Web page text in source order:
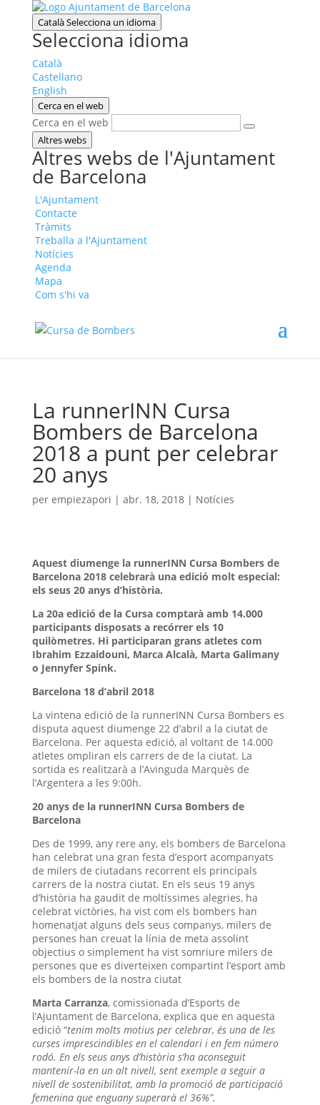
CatalàSelecciona un idioma
Selecciona idioma
Català
Castellano
English
Cerca en el web
Cerca en el web
Altres webs
Altres webs de l'Ajuntament
de Barcelona
L'Ajuntament
Contacte
Tràmits
Treballa a l'Ajuntament
Notícies
Agenda
Mapa
Com s'hi va
La runnerINN Cursa
Bombers de Barcelona
2018 a punt per celebrar
20 anys
per empiezapori | abr. 18, 2018| Notícies
Aquest diumenge la runnerINN Cursa Bombers de
Barcelona 2018 celebrarà una edició molt especial:
els seus 20 anys d’història.
La 20a edició de la Cursa comptarà amb 14.000
participants disposats a recórrer els 10
quilòmetres. Hi participaran grans atletes com
Ibrahim Ezzaidouni, Marca Alcalà, Marta Galimany
o Jennyfer Spink.
Barcelona 18 d’abril 2018
La vintena edició de la runnerINN Cursa Bombers es
disputa aquest diumenge 22 d’abril a la ciutat de
Barcelona. Per aquesta edició, al voltant de 14.000
atletes ompliran els carrers de de la ciutat. La
sortida es realitzarà a l’Avinguda Marquès de
l’Argentera a les 9:00h.
20 anys de la runnerINN Cursa Bombers de
Barcelona
Des de 1999, any rere any, els bombers de Barcelona
han celebrat una gran festa d’esport acompanyats
de milers de ciutadans recorrent els principals
carrers de la nostra ciutat. En els seus 19 anys
d’història ha gaudit de moltíssimes alegries, ha
celebrat victòries, ha vist com els bombers han
homenatjat alguns dels seus companys, milers de
persones han creuat la línia de meta assolint
objectius o simplement ha vist somriure milers de
persones que es diverteixen compartint l’esport amb
els bombers de la nostra ciutat
Marta Carranza, comissionada d’Esports de
l’Ajuntament de Barcelona, explica que en aquesta
edició “tenim molts motius per celebrar, és una de les
curses imprescindibles en el calendari i en fem número
rodó. En els seus anys d’història s’ha aconseguit
mantenir-la en un alt nivell, sent exemple a seguir a
nivell de sostenibilitat, amb la promoció de participació
femenina que enguany superarà el 36%”.